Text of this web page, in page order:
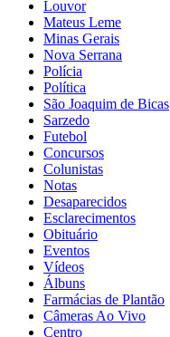
Louvor
Mateus Leme
Minas Gerais
Nova Serrana
Polícia
Política
São Joaquim de Bicas
Sarzedo
Futebol
Concursos
Colunistas
Notas
Desaparecidos
Esclarecimentos
Obituário
Eventos
Vídeos
Álbuns
Farmácias de Plantão
Câmeras Ao Vivo
Centro